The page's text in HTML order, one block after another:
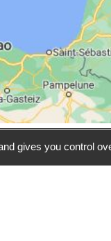
gives you control